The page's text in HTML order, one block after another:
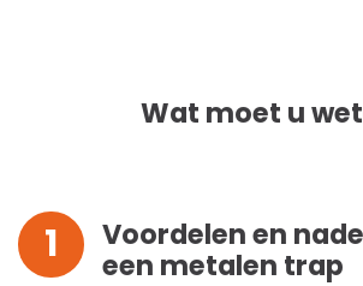
Wat moet u
1
Voordelen en
een metalen trap